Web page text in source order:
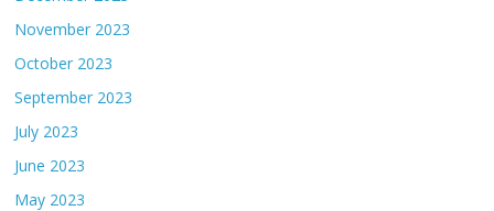
November 2023
October 2023
September 2023
July 2023
June 2023
May 2023